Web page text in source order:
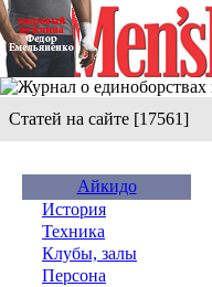
Статей на сайте [17561]
Айкидо
История
Техника
Клубы, залы
Персона